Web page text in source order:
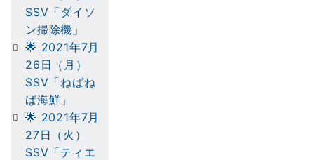
SSV「ダイソ
ン掃除機」
🌟 2021年7月
26日（月）
SSV「ねばね
ば海鮮」
🌟 2021年7月
27日（火）
SSV「ティエ